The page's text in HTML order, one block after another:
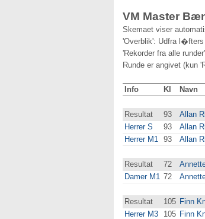
VM Master
Skemaet viser
'Overblik': Udfra
'Rekorder fra alle
Runde er angivet (kun
Info Kl Navn
Resultat 93 Allan
Herrer S
93 Allan
Herrer M1 93 Allan
Resultat 72
Damer M1 72
Resultat 105 Finn
Herrer M3
105 Finn